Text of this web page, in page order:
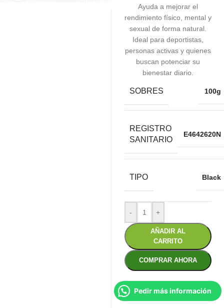
Ayuda a mejorar el
rendimiento físico, mental y
sexual de forma natural.
Ideal para deportistas,
personas activas y quienes
buscan potenciar su
bienestar diario.
SOBRES 100g
REGISTRO
SANITARIO
E4642620N
TIPO Black
- +
AÑADIR AL
CARRITO
COMPRAR AHORA
Pedir más información